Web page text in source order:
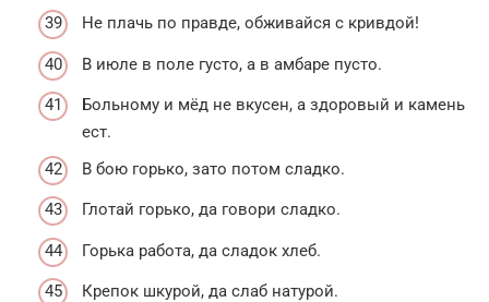
Не плачь по правде, обживайся с кривдой!
В июле в поле густо, а в амбаре пусто.
Больному и мёд не вкусен, а здоровый и камень
ест.
В бою горько, зато потом сладко.
Глотай горько, да говори сладко.
Горька работа, да сладок хлеб.
Крепок шкурой, да слаб натурой.